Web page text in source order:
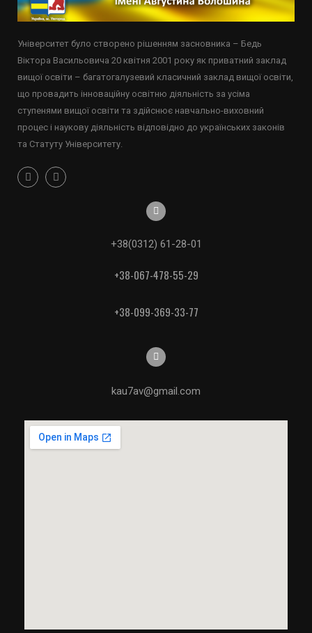
Університет було створено рішенням засновника – Бедь
Віктора Васильовича 20 квітня 2001 року як приватний заклад
вищої освіти – багатогалузевий класичний заклад вищої освіти,
що провадить інноваційну освітню діяльність за усіма
ступенями вищої освіти та здійснює навчально-виховний
процес і наукову діяльність відповідно до українських законів
та Статуту Університету.
+38(0312) 61-28-01
+38-067-478-55-29
+38-099-369-33-77
kau7av@gmail.com